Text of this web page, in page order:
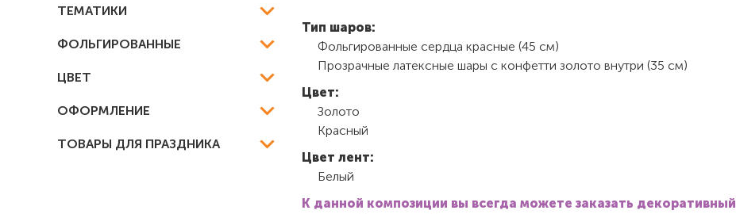
ТЕМАТИКИ
ФОЛЬГИРОВАННЫЕ
ЦВЕТ
ОФОРМЛЕНИЕ
ТОВАРЫ ДЛЯ ПРАЗДНИКА
Тип шаров:
Фольгированные сердца красные (45 см)
Прозрачные латексные шары с конфетти золото внутри (35 см)
Цвет:
Золото
Красный
Цвет лент:
Белый
К данной композиции вы всегда можете заказать декоративный